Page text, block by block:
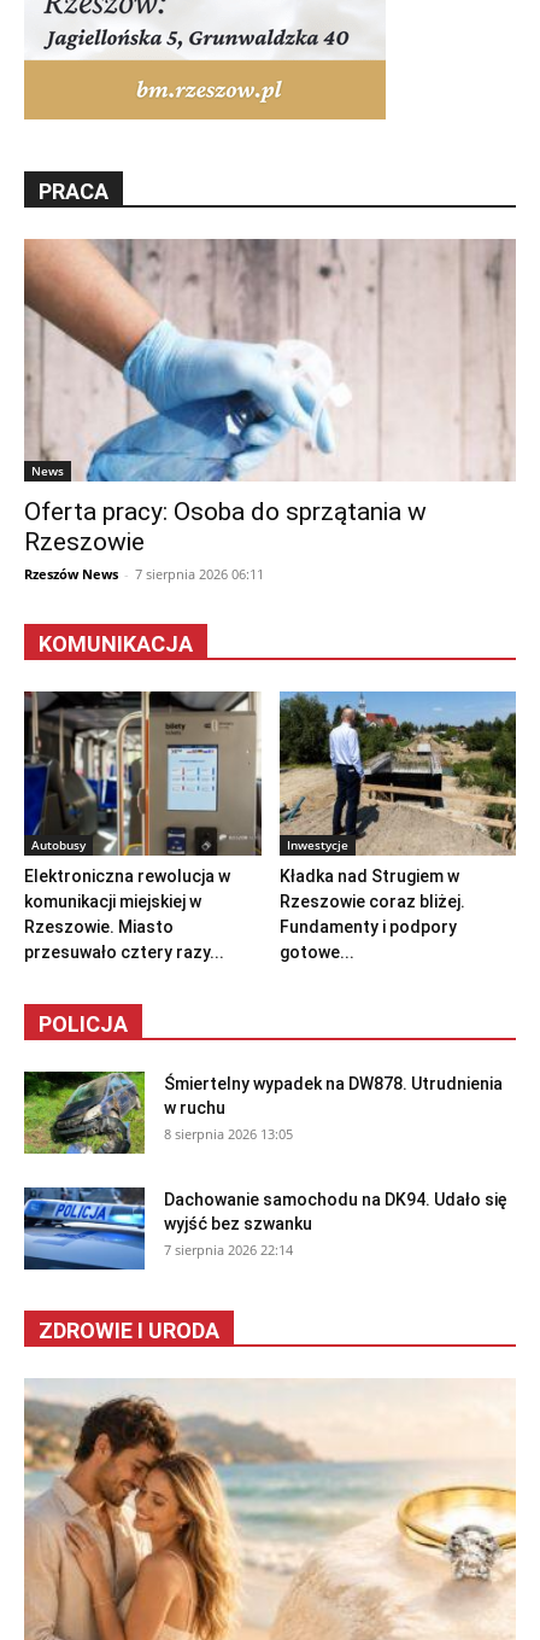
PRACA
News
Oferta pracy: Osoba do sprzątania w
Rzeszowie
Rzeszów News - 7 sierpnia 2026 06:11
KOMUNIKACJA
Autobusy
Elektroniczna rewolucja w
komunikacji miejskiej w
Rzeszowie. Miasto
przesuwało cztery razy...
Inwestycje
Kładka nad Strugiem w
Rzeszowie coraz bliżej.
Fundamenty i podpory
gotowe...
POLICJA
Śmiertelny wypadek na DW878. Utrudnienia
w ruchu
8 sierpnia 2026 13:05
Dachowanie samochodu na DK94. Udało się
wyjść bez szwanku
7 sierpnia 2026 22:14
ZDROWIE I URODA